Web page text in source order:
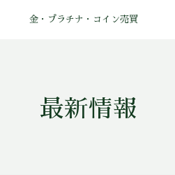
金・プラチナ・コイン売買
最新情報